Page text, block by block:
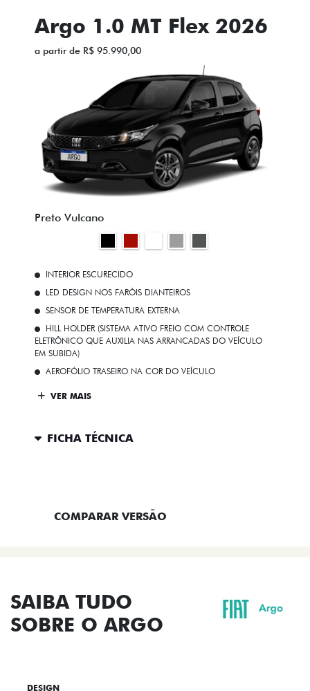
Argo 1.0 MT Flex 2026
a partir de R$ 95.990,00
Preto Vulcano
INTERIOR ESCURECIDO
LED DESIGN NOS FARÓIS DIANTEIROS
SENSOR DE TEMPERATURA EXTERNA
HILL HOLDER (SISTEMA ATIVO FREIO COM CONTROLE
ELETRÔNICO QUE AUXILIA NAS ARRANCADAS DO VEÍCULO
EM SUBIDA)
AEROFÓLIO TRASEIRO NA COR DO VEÍCULO
VER MAIS
FICHA TÉCNICA
COMPARAR VERSÃO
SAIBA TUDO
SOBRE O ARGO
DESIGN